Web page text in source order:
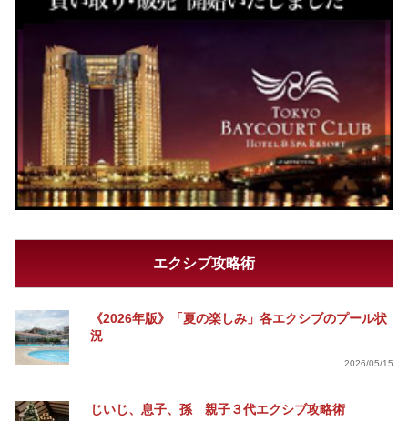
エクシブ攻略術
《2026年版》「夏の楽しみ」各エクシブのプール状
況
2026/05/15
じいじ、息子、孫 親子３代エクシブ攻略術